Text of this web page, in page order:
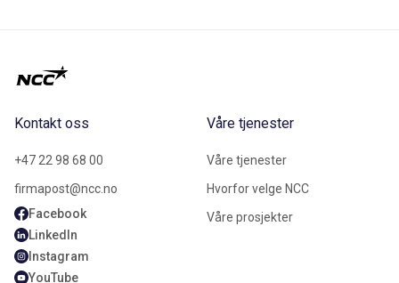
Kontakt oss
+47 22 98 68 00
firmapost@ncc.no
Facebook
LinkedIn
Instagram
YouTube
Våre tjenester
Våre tjenester
Hvorfor velge NCC
Våre prosjekter